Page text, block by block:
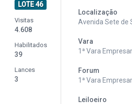
LOTE 46
Visitas
4.608
Habilitados
39
Lances
3
Localização
Avenida Sete de
Vara
1ª Vara
Forum
1ª Vara
Leiloeiro